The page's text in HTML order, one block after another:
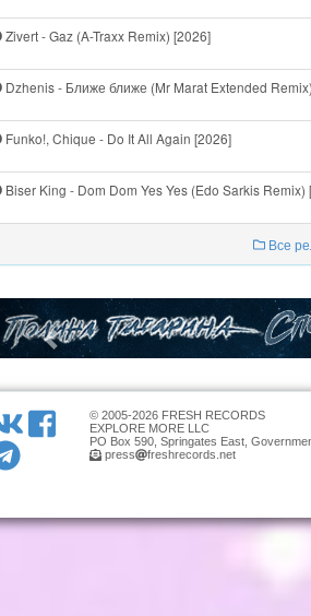
Zivert - Gaz (A-Traxx Remix) [2026]
Dzhenis - Ближе ближе (Mr Marat Extended
Funko!, Chique - Do It All Again [2026]
Biser King - Dom Dom Yes Yes (Edo Sarkis Remix)
Все
© 2005-2026 FRESH RECORDS
EXPLORE MORE LLC
PO Box 590, Springates East,
press
freshrecords.net